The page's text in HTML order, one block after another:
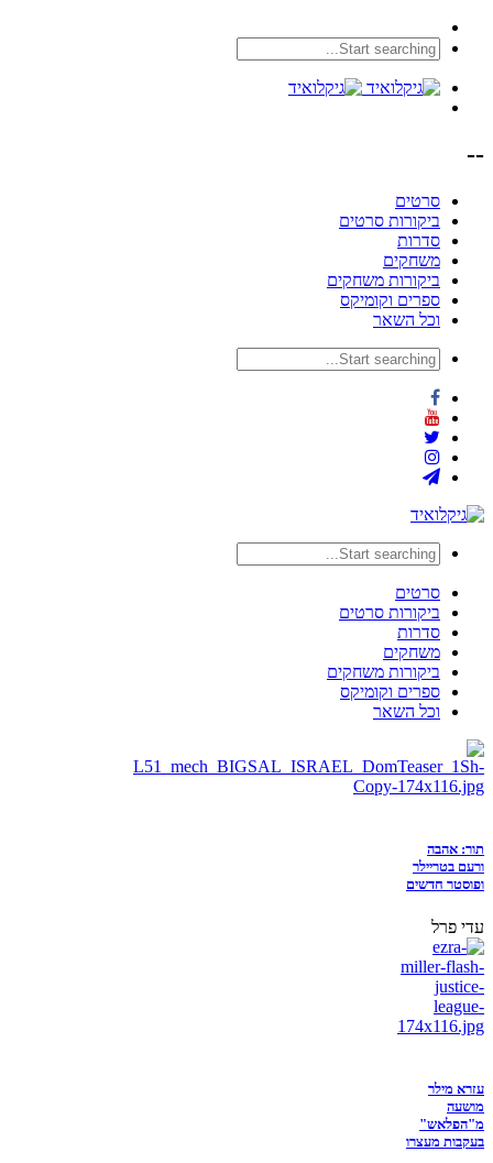
--
סרטים
ביקורות סרטים
סדרות
משחקים
ביקורות משחקים
ספרים וקומיקס
וכל השאר
סרטים
ביקורות סרטים
סדרות
משחקים
ביקורות משחקים
ספרים וקומיקס
וכל השאר
תור: אהבה
ורעם בטריילר
ופוסטר חדשים
עדי פרל
עזרא מילר
מושעה
מ"הפלאש"
בעקבות מעצרו